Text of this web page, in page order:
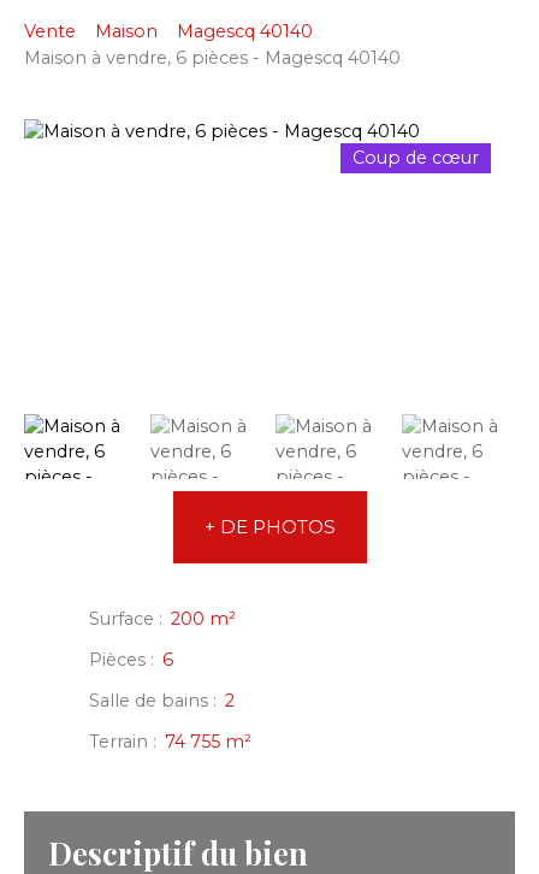
Vente Maison
Magescq 40140
Maison à vendre, 6 pièces - Magescq 40140
Coup de cœur
+ DE PHOTOS
Surface : 200 m²
Pièces : 6
Salle de bains : 2
Terrain : 74 755 m²
Descriptif du bien